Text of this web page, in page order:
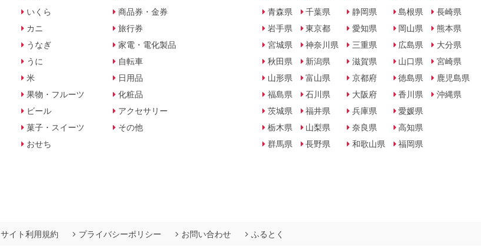
いくら
カニ
うなぎ
うに
米
果物・フルーツ
ビール
菓子・スイーツ
おせち
商品券・金券
旅行券
家電・電化製品
自転車
日用品
化粧品
アクセサリー
その他
青森県
岩手県
宮城県
秋田県
山形県
福島県
茨城県
栃木県
群馬県
千葉県
東京都
神奈川県
新潟県
富山県
石川県
福井県
山梨県
長野県
静岡県
愛知県
三重県
滋賀県
京都府
大阪府
兵庫県
奈良県
和歌山県
島根県
岡山県
広島県
山口県
徳島県
香川県
愛媛県
高知県
福岡県
長崎県
熊本県
大分県
宮崎県
鹿児島県
沖縄県
サイト利用規約 プライバシーポリシー お問い合わせ ふるとく